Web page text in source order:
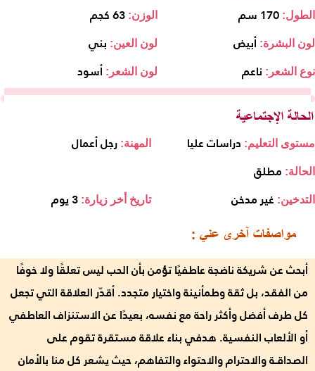
الوزن: 63 كجم الطول: 170 سم
لون العين: بني لون البشرة: أبيض
لون الشعر: أسود نوع الشعر: ناعم
المهنة: رجل أعمال مستوى التعليم: دراسات عليا
الحالة: مطلق
تاريخ أخر زيارة: 3 يوم التدخين: غير مدخن
أبحث عن شريكة ناضجة عاطفيًا تؤمن بأن الحب ليس تعلقًا ولا خوفًا
من الفقد، بل ثقة وطمأنينة واختيار متجدد. أقدّر العلاقة التي تجعل
كل طرف أفضل وأكثر راحة مع نفسه، بعيدًا عن الاستنزاف العاطفي
أو الألعاب النفسية. هدفي بناء علاقة مستقرة تقوم على
الصداقـة والاحترام والاحتواء والتفاهم، حيث يشعر كل منا بالأمان